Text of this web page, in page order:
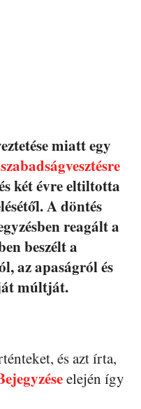
miatt egy
két évre eltiltotta
A döntés
reagált a
beszélt a
az apaságról és
múltját.
és azt írta,
elején így